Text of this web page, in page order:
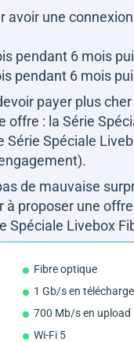
avoir une
pendant 6 mois
pendant 6 mois
payer plus
offre : la Série
Série Spéciale
de mauvaise
proposer une
Spéciale Livebox
Fibre optique
1 Gb/s en
700 Mb/s en upload
Wi-Fi 5